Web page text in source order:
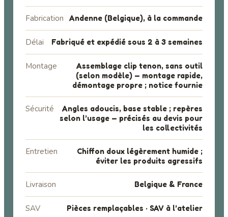
Fabrication Andenne (Belgique), à la commande
Délai Fabriqué et expédié sous 2 à 3 semaines
Montage
Assemblage clip tenon, sans outil
(selon modèle) — montage rapide,
démontage propre ; notice fournie
Sécurité
Angles adoucis, base stable ; repères
selon l’usage — précisés au devis pour
les collectivités
Entretien
Chiffon doux légèrement humide ;
éviter les produits agressifs
Livraison Belgique & France
SAV Pièces remplaçables · SAV à l’atelier